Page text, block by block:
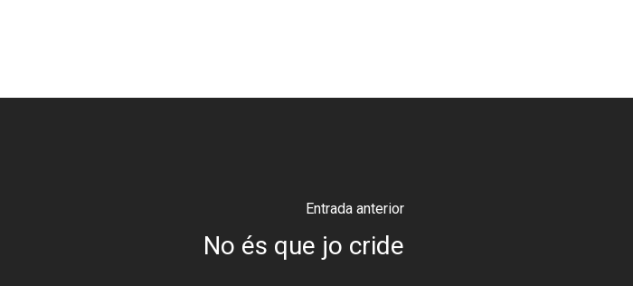
Entrada anterior
No és que jo cride